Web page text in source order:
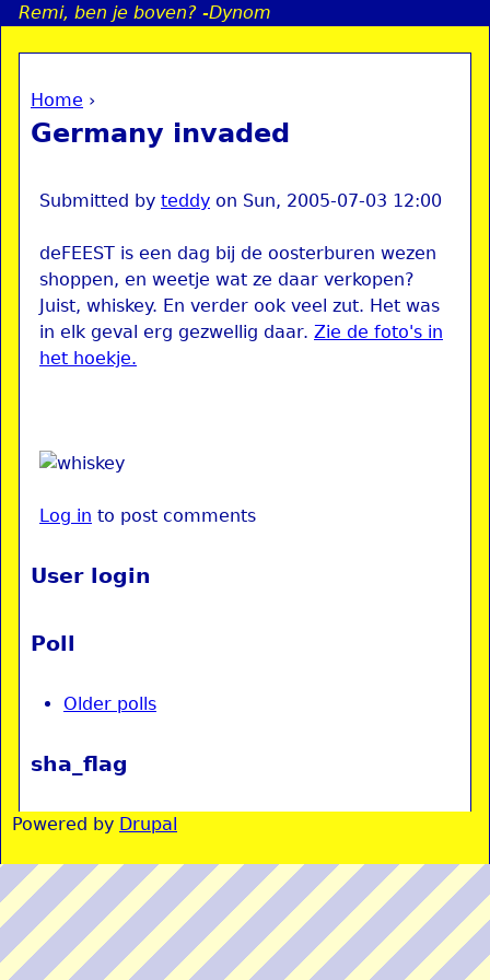
Jump to navigation
Remi, ben je boven? -Dynom
You are here
Home ›
Germany invaded
Submitted by teddy on Sun, 2005-07-03 12:00
deFEEST is een dag bij de oosterburen wezen
shoppen, en weetje wat ze daar verkopen?
Juist, whiskey. En verder ook veel zut. Het was
in elk geval erg gezwellig daar. Zie de foto's in
het hoekje.
Log in to post comments
User login
Poll
Older polls
sha_flag
Powered by Drupal